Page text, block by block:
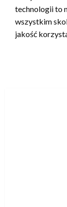
technologii to
wszystkim
jakość